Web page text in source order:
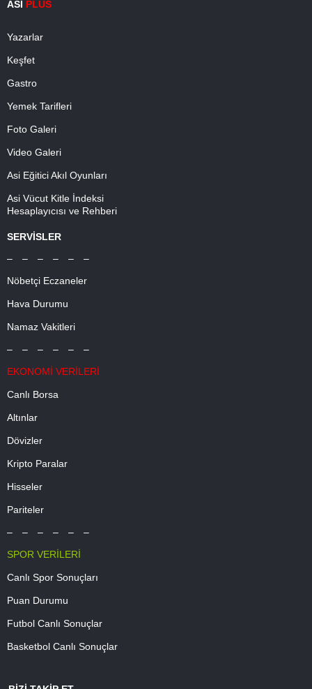
ASİ PLUS
Yazarlar
Keşfet
Gastro
Yemek Tarifleri
Foto Galeri
Video Galeri
Asi Eğitici Akıl Oyunları
Asi Vücut Kitle İndeksi
Hesaplayıcısı ve Rehberi
SERVİSLER
– – – – – –
Nöbetçi Eczaneler
Hava Durumu
Namaz Vakitleri
– – – – – –
EKONOMİ VERİLERİ
Canlı Borsa
Altınlar
Dövizler
Kripto Paralar
Hisseler
Pariteler
– – – – – –
SPOR VERİLERİ
Canlı Spor Sonuçları
Puan Durumu
Futbol Canlı Sonuçlar
Basketbol Canlı Sonuçlar